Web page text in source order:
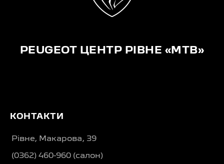
PEUGEOT ЦЕНТР РІВНЕ «МТВ»
КОНТАКТИ
Рівне, Макарова, 39
(0362) 460-960 (салон)